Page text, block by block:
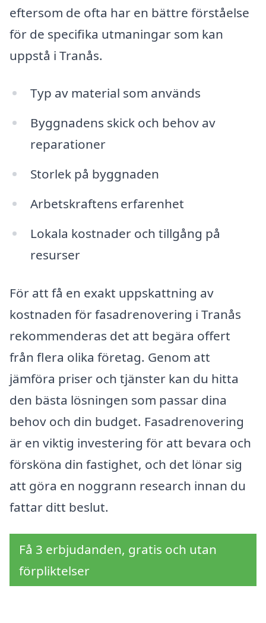
eftersom de ofta har en bättre förståelse
för de specifika utmaningar som kan
uppstå i Tranås.
Typ av material som används
Byggnadens skick och behov av
reparationer
Storlek på byggnaden
Arbetskraftens erfarenhet
Lokala kostnader och tillgång på
resurser
För att få en exakt uppskattning av
kostnaden för fasadrenovering i Tranås
rekommenderas det att begära offert
från flera olika företag. Genom att
jämföra priser och tjänster kan du hitta
den bästa lösningen som passar dina
behov och din budget. Fasadrenovering
är en viktig investering för att bevara och
försköna din fastighet, och det lönar sig
att göra en noggrann research innan du
fattar ditt beslut.
Få 3 erbjudanden, gratis och utan
förpliktelser